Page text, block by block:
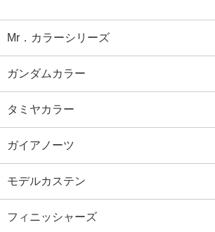
Mr．カラーシリーズ
ガンダムカラー
タミヤカラー
ガイアノーツ
モデルカステン
フィニッシャーズ